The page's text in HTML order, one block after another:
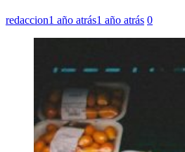
redaccion1 año atrás1 año atrás 0